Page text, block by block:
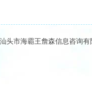
头市海霸王詹森信息咨询有